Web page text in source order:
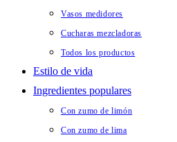
Vasos medidores
Cucharas mezcladoras
Todos los productos
Estilo de vida
Ingredientes populares
Con zumo de limón
Con zumo de lima